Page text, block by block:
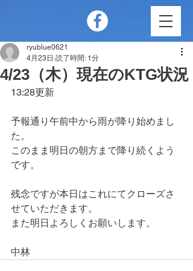
4/23（木）現在のKTG状況
ryublue0621
4月23日 読了時間: 1分
13:28更新
予報通り午前中から雨が降り始めまし
た。
このまま明日の朝方まで降り続くよう
です。
残念ですが本日はこれにてクローズさ
せていただきます。
また明日よろしくお願いします。
中林